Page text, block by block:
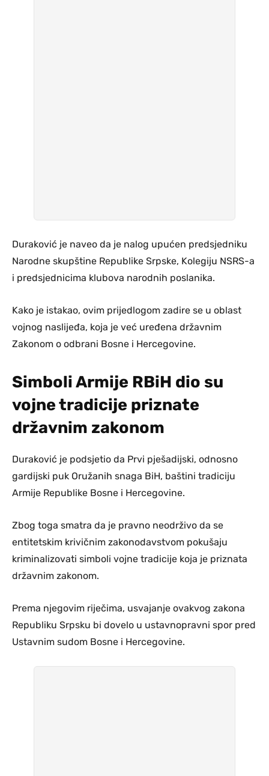
Duraković je naveo da je nalog upućen predsjedniku
Narodne skupštine Republike Srpske, Kolegiju NSRS-a
i predsjednicima klubova narodnih poslanika.
Kako je istakao, ovim prijedlogom zadire se u oblast
vojnog naslijeđa, koja je već uređena državnim
Zakonom o odbrani Bosne i Hercegovine.
Simboli Armije RBiH dio su
vojne tradicije priznate
državnim zakonom
Duraković je podsjetio da Prvi pješadijski, odnosno
gardijski puk Oružanih snaga BiH, baštini tradiciju
Armije Republike Bosne i Hercegovine.
Zbog toga smatra da je pravno neodrživo da se
entitetskim krivičnim zakonodavstvom pokušaju
kriminalizovati simboli vojne tradicije koja je priznata
državnim zakonom.
Prema njegovim riječima, usvajanje ovakvog zakona
Republiku Srpsku bi dovelo u ustavnopravni spor pred
Ustavnim sudom Bosne i Hercegovine.